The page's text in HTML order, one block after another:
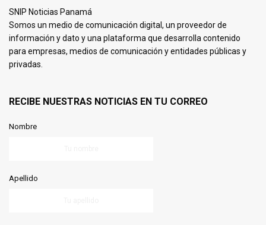
SNIP Noticias Panamá
Somos un medio de comunicación digital, un proveedor de
información y dato y una plataforma que desarrolla contenido
para empresas, medios de comunicación y entidades públicas y
privadas.
RECIBE NUESTRAS NOTICIAS EN TU CORREO
Nombre
Apellido